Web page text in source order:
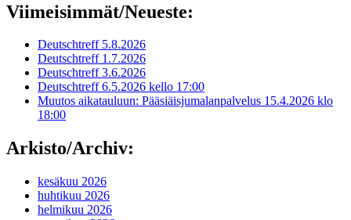
Viimeisimmät/Neueste:
Deutschtreff 5.8.2026
Deutschtreff 1.7.2026
Deutschtreff 3.6.2026
Deutschtreff 6.5.2026 kello 17:00
Muutos aikatauluun: Pääsiäisjumalanpalvelus 15.4.2026 klo
18:00
Arkisto/Archiv:
kesäkuu 2026
huhtikuu 2026
helmikuu 2026